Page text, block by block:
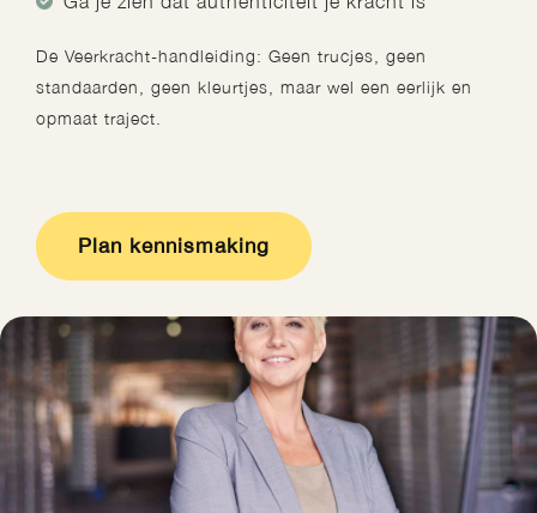
De Veerkracht-handleiding: Geen trucjes, geen
standaarden, geen kleurtjes, maar wel een eerlijk en
opmaat traject.
Plan kennismaking